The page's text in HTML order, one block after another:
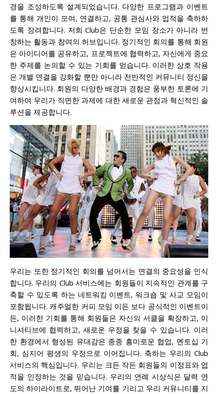
경을 조성하도록 설계되었습니다. 다양한 프로그램과 이벤트
를 통해 개인이 모여, 연결하고, 공통 관심사와 업적을 축하하
도록 장려합니다. 저희 Club은 단순한 모임 장소가 아니라 번
창하는 활동과 참여의 허브입니다. 정기적인 회의를 통해 회원
은 아이디어를 공유하고, 프로젝트에 협력하고, 자신에게 중요
한 주제를 논의할 수 있는 기회를 얻습니다. 이러한 상호 작용
은 개별 연결을 강화할 뿐만 아니라 전반적인 커뮤니티 정신을
향상시킵니다. 회원의 다양한 배경과 경험은 풍부한 토론에 기
여하여 우리가 직면한 과제에 대한 새로운 관점과 혁신적인 솔
루션을 제공합니다.
우리는 또한 정기적인 회의를 넘어서는 연결의 중요성을 인식
합니다. 우리의 Club 서비스에는 회원들이 지속적인 관계를 구
축할 수 있도록 하는 네트워킹 이벤트, 워크숍 및 사교 모임이
포함됩니다. 캐주얼한 커피 모임 이든 보다 공식적인 이벤트이
든, 이러한 기회를 통해 회원들은 자신의 서클을 확장하고, 이
니셔티브에 협력하고, 새로운 우정을 찾을 수 있습니다. 이러
한 환경에서 형성된 유대감은 종종 흥미로운 협업, 멘토십 기
회, 심지어 평생의 우정으로 이어집니다. 축하는 우리의 Club
서비스의 핵심입니다. 우리는 크든 작든 회원들의 이정표와 업
적을 인정하는 것을 믿습니다. 우리의 연례 시상식은 달력 연
도의 하이라이트로, 뛰어난 기여를 기리고 우리 커뮤니티를 지